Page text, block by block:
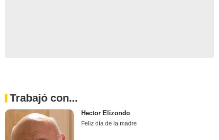
Trabajó con...
Hector Elizondo
Feliz día de la madre